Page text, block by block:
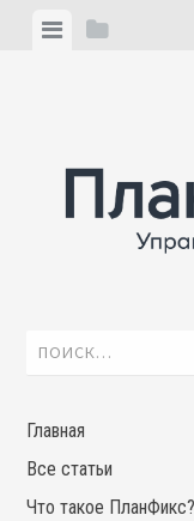
ViewView
Найти:
Главная
Все статьи
Что такое ПланФикс?